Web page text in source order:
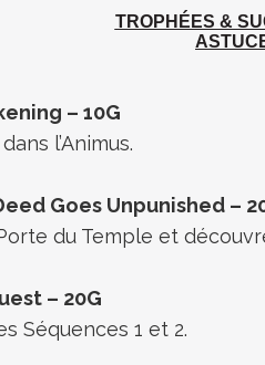
TROPHÉES &
– 10G
dans l’Animus.
Goes Unpunished –
du Temple et
– 20G
Séquences 1 et 2.